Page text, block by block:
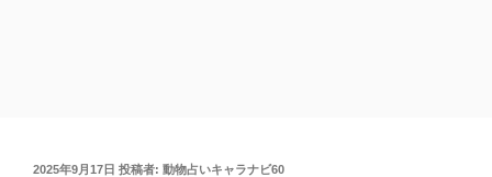
投
2025年9月17日 投稿者: 動物占いキャラナビ60